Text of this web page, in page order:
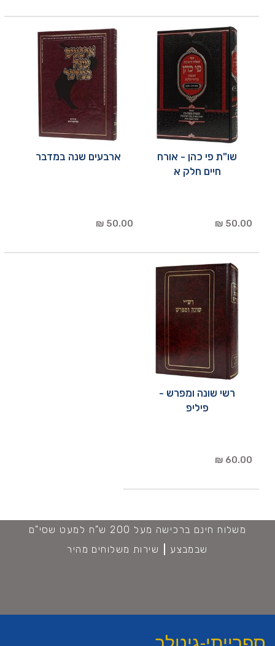
שו"ת פי כהן - אורח
חיים חלק א
50.00 ₪
ארבעים שנה במדבר
50.00 ₪
רשי שונה ומפרש -
פיליפ
60.00 ₪
משלוח חינם ברכישה מעל 200 ש"ח למעט שסי"ם
שבמבצע
שירות משלוחים מהיר